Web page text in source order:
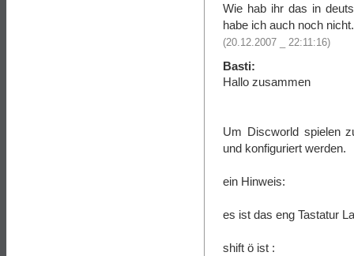
Wie hab ihr das in
habe ich auch noch nicht.
(20.12.2007 _ 22:11:16)
Basti:
Hallo zusammen
Um Discworld spielen
und konfiguriert werden.
ein Hinweis:
es ist das eng Tastatur
shift ö ist :